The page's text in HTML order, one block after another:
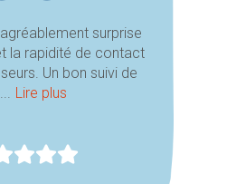
surprise
la rapidité de contact
Un bon suivi de
Lire plus